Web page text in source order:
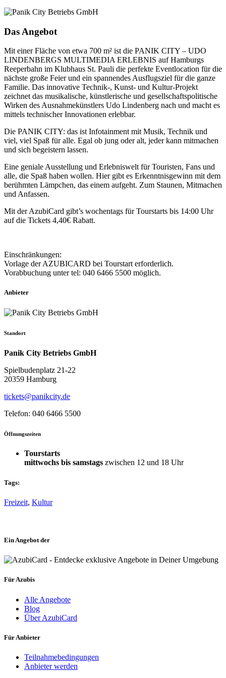
Das Angebot
Mit einer Fläche von etwa 700 m² ist die PANIK CITY – UDO
LINDENBERGS MULTIMEDIA ERLEBNIS auf Hamburgs
Reeperbahn im Klubhaus St. Pauli die perfekte Eventlocation für die
nächste große Feier und ein spannendes Ausflugsziel für die ganze
Familie. Das innovative Technik-, Kunst- und Kultur-Projekt
zeichnet das musikalische, künstlerische und gesellschaftspolitische
Wirken des Ausnahmekünstlers Udo Lindenberg nach und macht es
mittels technischer Innovationen erlebbar.
Die PANIK CITY: das ist Infotainment mit Musik, Technik und
viel, viel Spaß für alle. Egal ob jung oder alt, jeder kann mitmachen
und sich begeistern lassen.
Eine geniale Ausstellung und Erlebniswelt für Touristen, Fans und
alle, die Spaß haben wollen. Hier gibt es Erkenntnisgewinn mit dem
berühmten Lämpchen, das einem aufgeht. Zum Staunen, Mitmachen
und Anfassen.
Mit der AzubiCard gibt’s wochentags für Tourstarts bis 14:00 Uhr
auf die Tickets 4,40€ Rabatt.
Einschränkungen:
Vorlage der AZUBICARD bei Tourstart erforderlich.
Vorabbuchung unter tel: 040 6466 5500 möglich.
Anbieter
Standort
Panik City Betriebs GmbH
Spielbudenplatz 21-22
20359 Hamburg
tickets@panikcity.de
Telefon: 040 6466 5500
Öffnungszeiten
Tourstarts
mittwochs bis samstags zwischen 12 und 18 Uhr
Tags:
Freizeit, Kultur
Ein Angebot der
Für Azubis
Alle Angebote
Blog
Über AzubiCard
Für Anbieter
Teilnahmebedingungen
Anbieter werden